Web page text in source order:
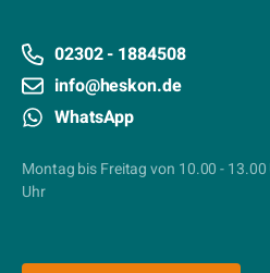
02302 - 1884508
info@heskon.de
WhatsApp
Montag bis Freitag von 10.00 -
Uhr